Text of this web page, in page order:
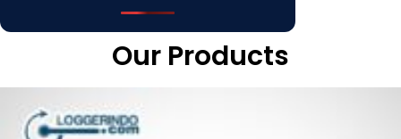
Our Products